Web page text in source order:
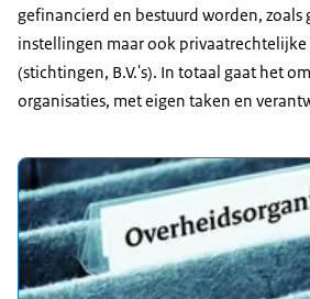
gefinancierd en bestuurd worden, zoals
instellingen maar ook privaatrechtelijke
(stichtingen, B.V.'s). In totaal gaat het
organisaties, met eigen taken en
Uitgelicht